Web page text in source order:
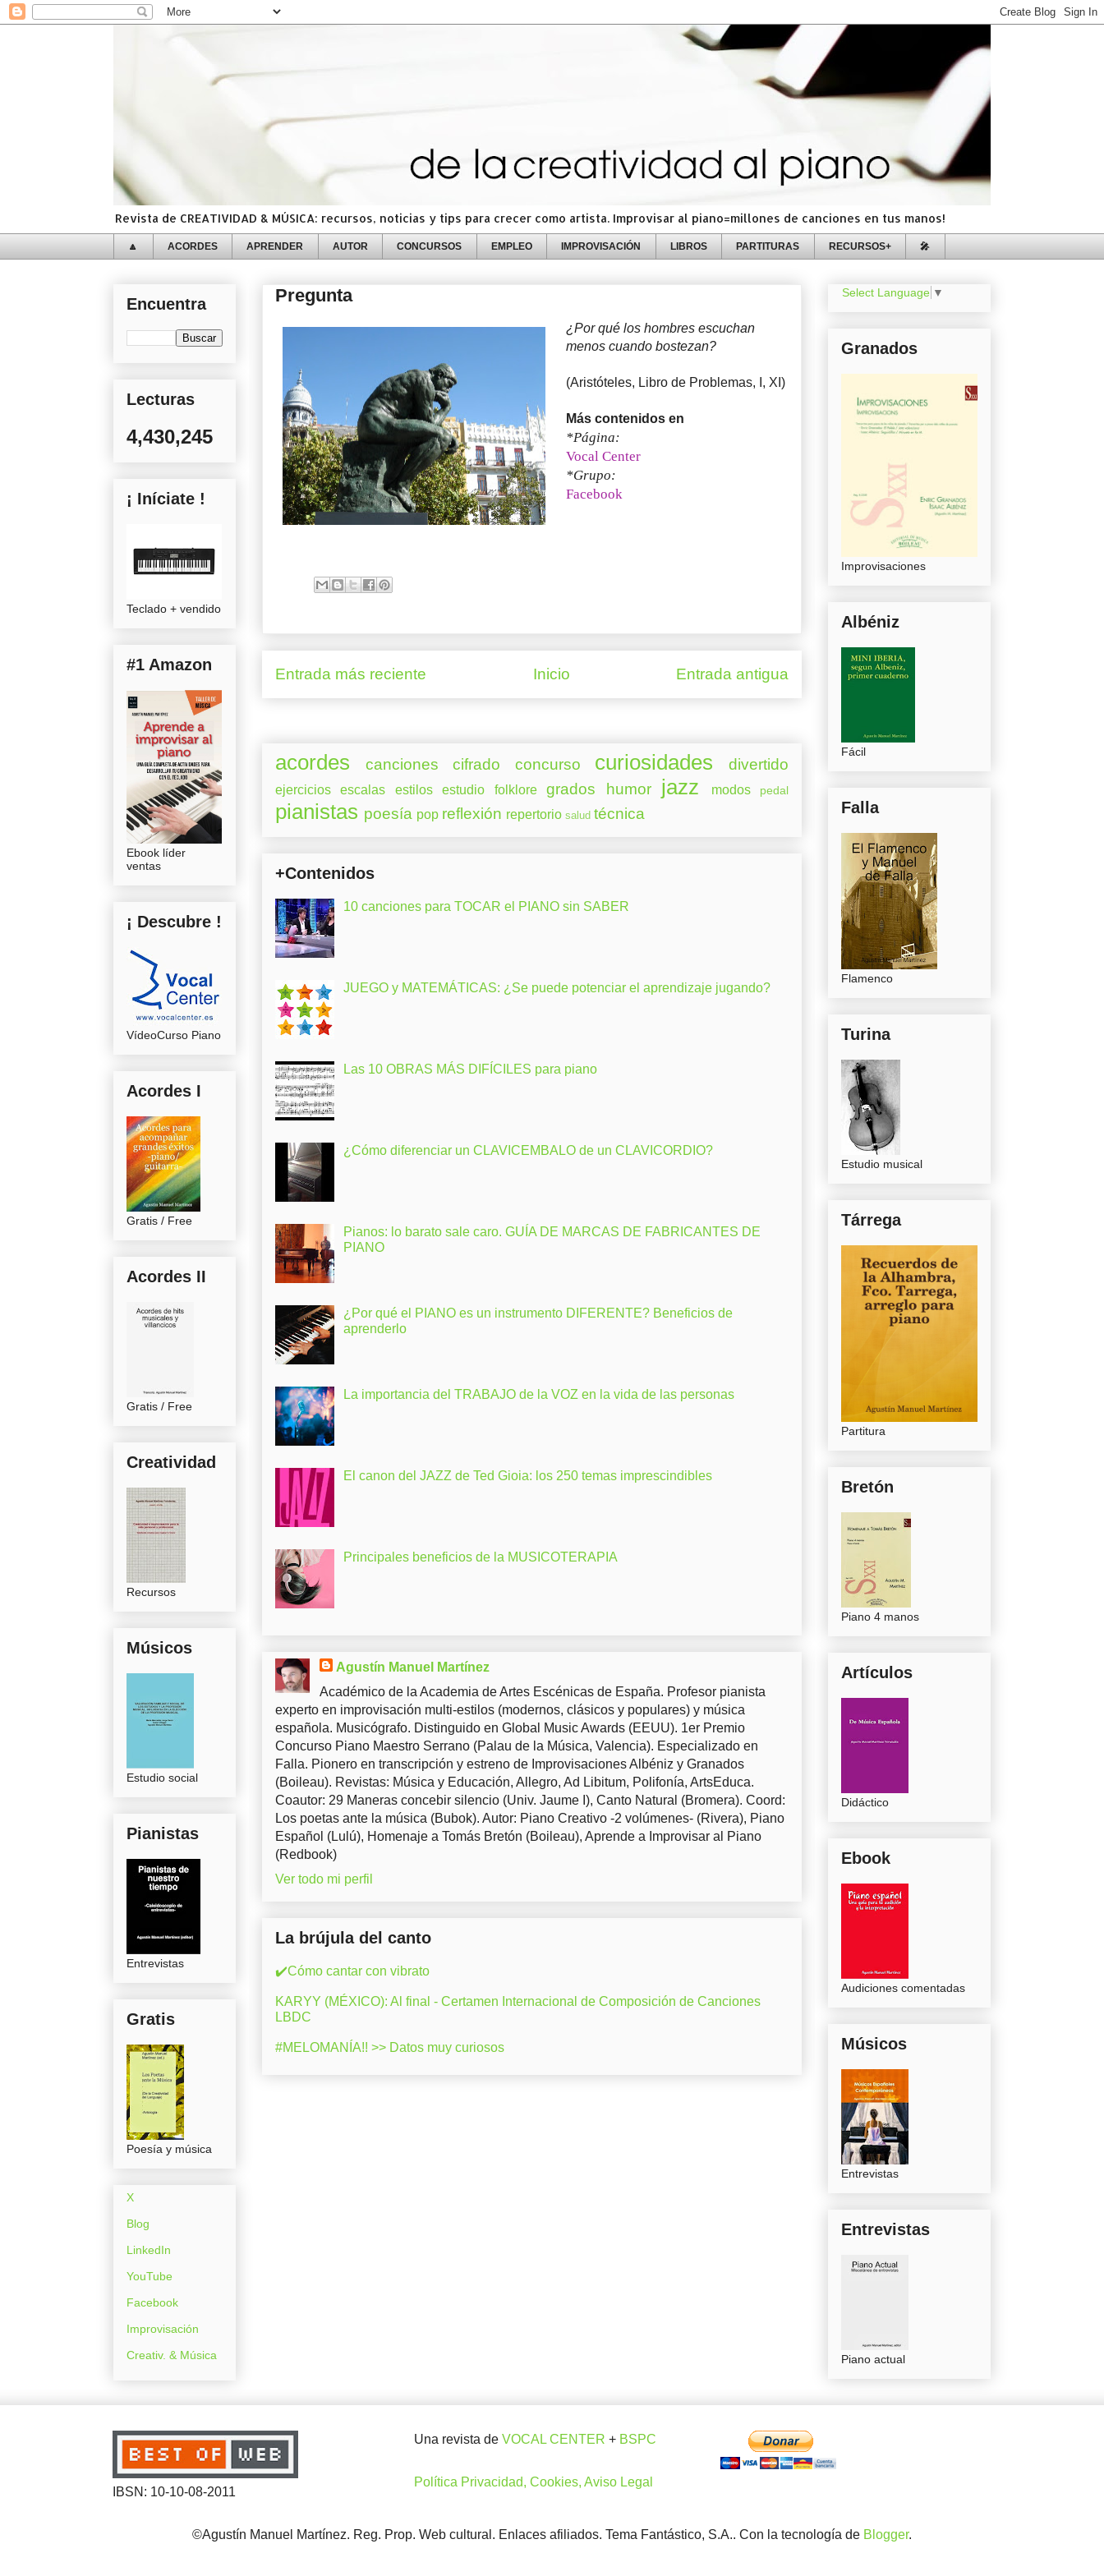
Revista de CREATIVIDAD & MÚSICA: recursos, noticias y tips para crecer como artista. Improvisar al piano=millones de canciones en tus manos!
🔼 ACORDES APRENDER AUTOR CONCURSOS EMPLEO IMPROVISACIÓN LIBROS PARTITURAS RECURSOS+ 🎤
Pregunta
¿Por qué los hombres escuchan
menos cuando bostezan?
(Aristóteles, Libro de Problemas, I, XI)
Más contenidos en
*Página:
Vocal Center
*Grupo:
Facebook
Entrada más reciente Entrada antigua
Inicio
acordes canciones cifrado concurso curiosidades divertido
ejercicios escalas estilos estudio folklore grados humor jazz modos pedal
pianistas poesía pop reflexión repertorio salud técnica
+Contenidos
10 canciones para TOCAR el PIANO sin SABER
JUEGO y MATEMÁTICAS: ¿Se puede potenciar el aprendizaje jugando?
Las 10 OBRAS MÁS DIFÍCILES para piano
¿Cómo diferenciar un CLAVICEMBALO de un CLAVICORDIO?
Pianos: lo barato sale caro. GUÍA DE MARCAS DE FABRICANTES DE
PIANO
¿Por qué el PIANO es un instrumento DIFERENTE? Beneficios de
aprenderlo
La importancia del TRABAJO de la VOZ en la vida de las personas
El canon del JAZZ de Ted Gioia: los 250 temas imprescindibles
Principales beneficios de la MUSICOTERAPIA
Agustín Manuel Martínez
Académico de la Academia de Artes Escénicas de España. Profesor pianista
experto en improvisación multi-estilos (modernos, clásicos y populares) y música
española. Musicógrafo. Distinguido en Global Music Awards (EEUU). 1er Premio
Concurso Piano Maestro Serrano (Palau de la Música, Valencia). Especializado en
Falla. Pionero en transcripción y estreno de Improvisaciones Albéniz y Granados
(Boileau). Revistas: Música y Educación, Allegro, Ad Libitum, Polifonía, ArtsEduca.
Coautor: 29 Maneras concebir silencio (Univ. Jaume I), Canto Natural (Bromera). Coord:
Los poetas ante la música (Bubok). Autor: Piano Creativo -2 volúmenes- (Rivera), Piano
Español (Lulú), Homenaje a Tomás Bretón (Boileau), Aprende a Improvisar al Piano
(Redbook)
Ver todo mi perfil
La brújula del canto
✔️Cómo cantar con vibrato
KARYY (MÉXICO): Al final - Certamen Internacional de Composición de Canciones
LBDC
#MELOMANÍA!! >> Datos muy curiosos
Encuentra
Lecturas
4,430,245
¡ Iníciate !
Teclado + vendido
#1 Amazon
Ebook líder
ventas
¡ Descubre !
VídeoCurso Piano
Acordes I
Gratis / Free
Acordes II
Gratis / Free
Creatividad
Recursos
Músicos
Estudio social
Pianistas
Entrevistas
Gratis
Poesía y música
X
Blog
LinkedIn
YouTube
Facebook
Improvisación
Creativ. & Música
Select Language ▼
Granados
Improvisaciones
Albéniz
Fácil
Falla
Flamenco
Turina
Estudio musical
Tárrega
Partitura
Bretón
Piano 4 manos
Artículos
Didáctico
Ebook
Audiciones comentadas
Músicos
Entrevistas
Entrevistas
Piano actual
IBSN: 10-10-08-2011
Una revista de VOCAL CENTER + BSPC
Política Privacidad, Cookies, Aviso Legal
©Agustín Manuel Martínez. Reg. Prop. Web cultural. Enlaces afiliados. Tema Fantástico, S.A.. Con la tecnología de Blogger.